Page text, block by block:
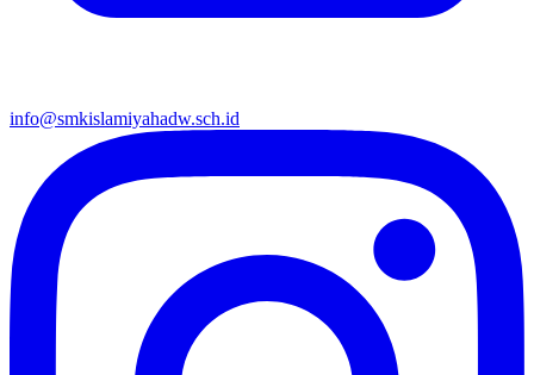
info@smkislamiyahadw.sch.id